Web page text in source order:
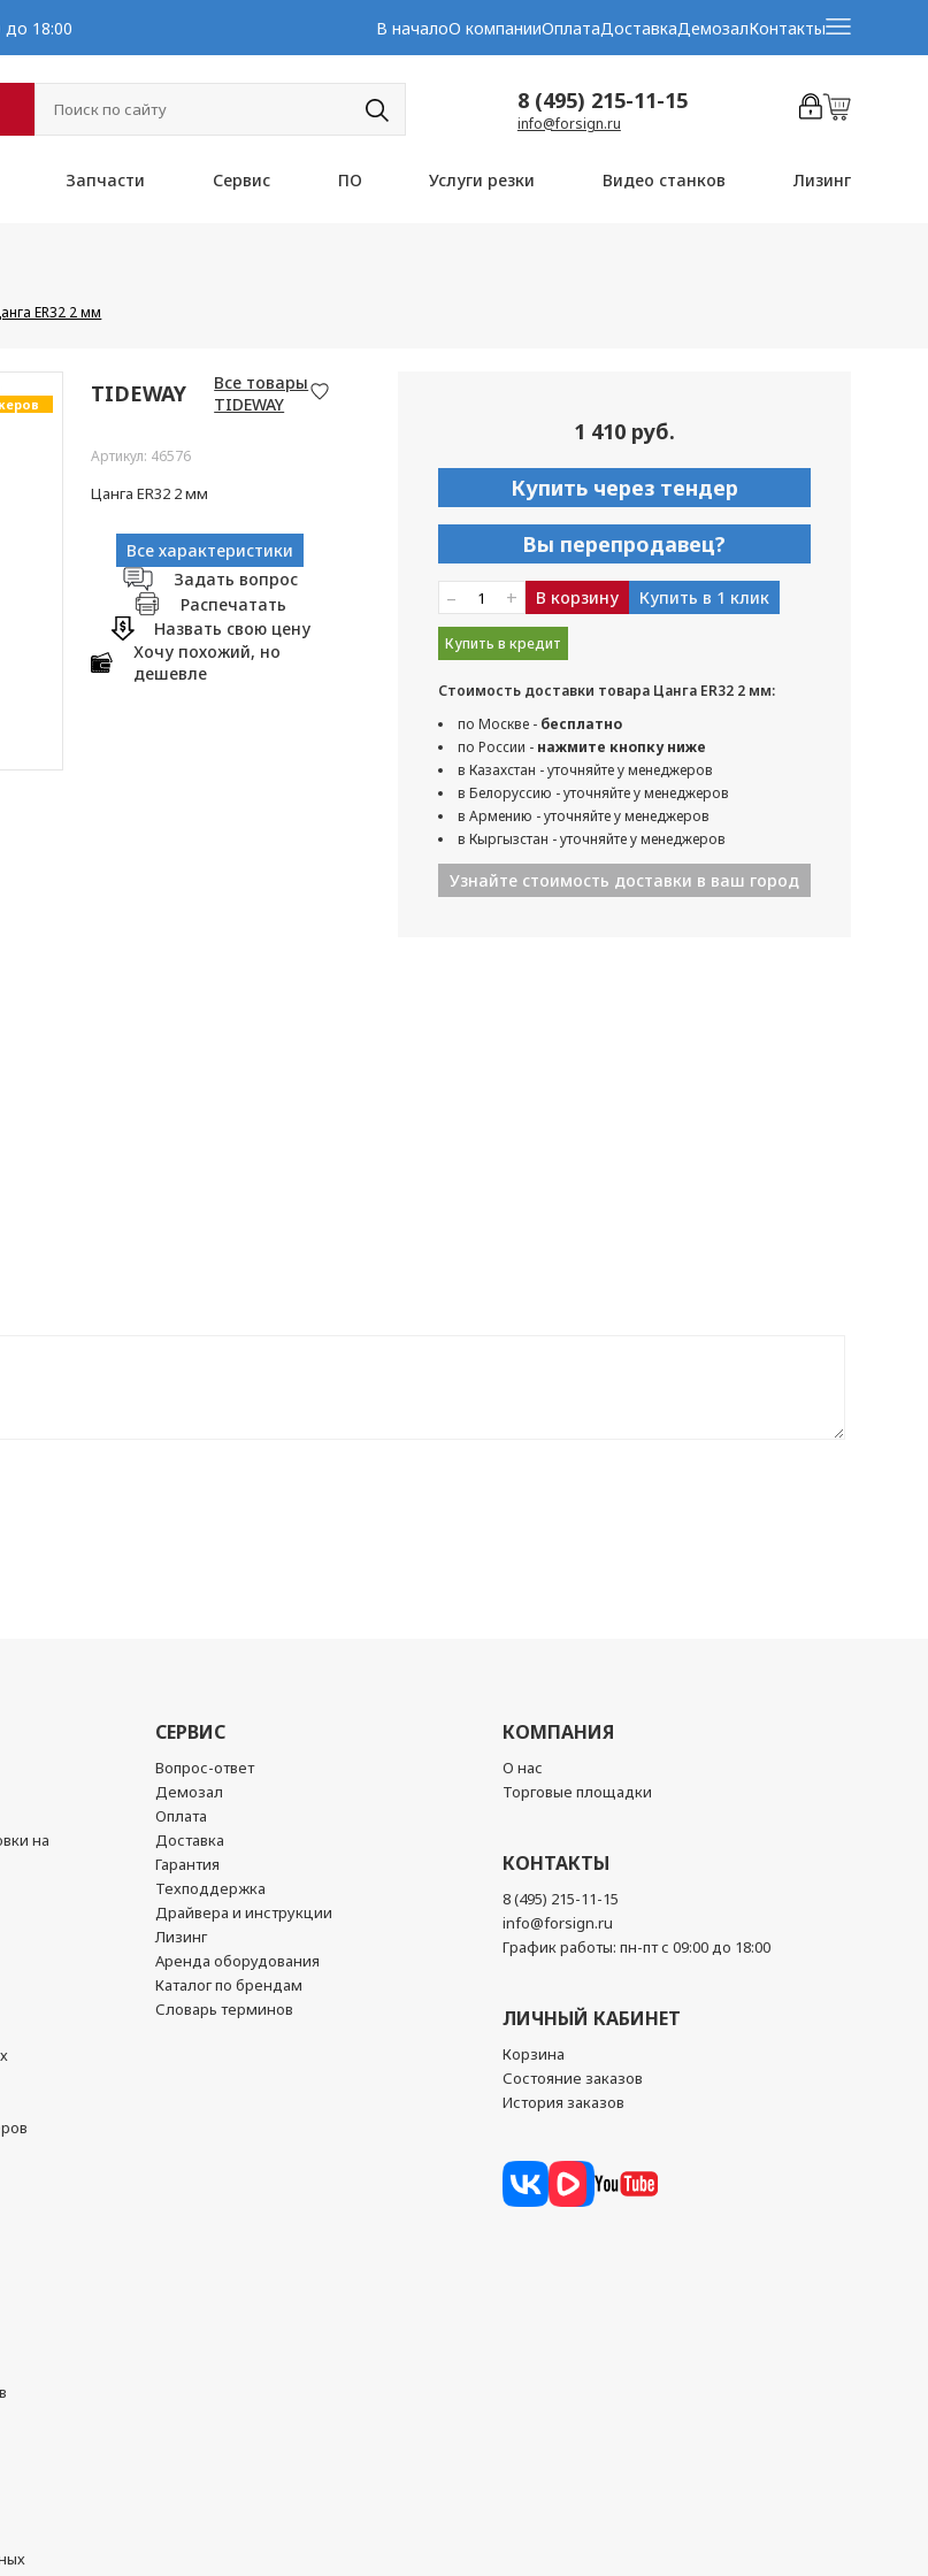
18:00 В началоО компанииОплатаДоставкаДемозалКонтакты
8 (495) 215-11-15
info@forsign.ru
Запчасти Сервис ПО Услуги резки Видео станков Лизинг
ER32 2 мм
TIDEWAY
Все товары
TIDEWAY
Артикул: 46576
Цанга ER32 2 мм
Все характеристики
Задать вопрос
Распечатать
Назвать свою цену
Хочу похожий, но
дешевле
1 410 руб.
Купить через тендер
Вы перепродавец?
– + В корзину Купить в 1 клик
Купить в кредит
Стоимость доставки товара Цанга ER32 2 мм:
по Москве - бесплатно
по России - нажмите кнопку ниже
в Казахстан - уточняйте у менеджеров
в Белоруссию - уточняйте у менеджеров
в Армению - уточняйте у менеджеров
в Кыргызстан - уточняйте у менеджеров
Узнайте стоимость доставки в ваш город
на
СЕРВИС
Вопрос-ответ
Демозал
Оплата
Доставка
Гарантия
Техподдержка
Драйвера и инструкции
Лизинг
Аренда оборудования
Каталог по брендам
Словарь терминов
КОМПАНИЯ
О нас
Торговые площадки
КОНТАКТЫ
8 (495) 215-11-15
info@forsign.ru
График работы: пн-пт с 09:00 до 18:00
ЛИЧНЫЙ КАБИНЕТ
Корзина
Состояние заказов
История заказов